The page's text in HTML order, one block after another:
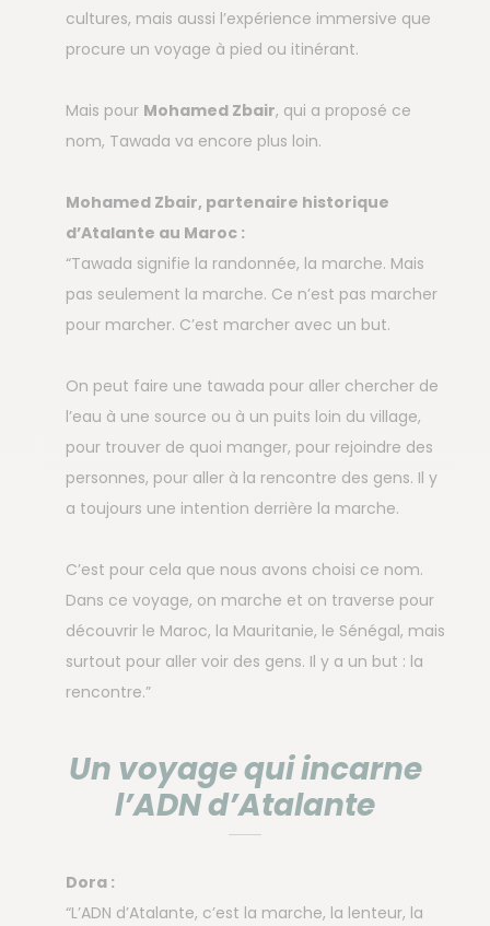
cultures, mais aussi l’expérience immersive que
procure un voyage à pied ou itinérant.
Mais pour Mohamed Zbair, qui a proposé ce
nom, Tawada va encore plus loin.
Mohamed Zbair, partenaire historique
d’Atalante au Maroc :
“Tawada signifie la randonnée, la marche. Mais
pas seulement la marche. Ce n’est pas marcher
pour marcher. C’est marcher avec un but.
On peut faire une tawada pour aller chercher de
l’eau à une source ou à un puits loin du village,
pour trouver de quoi manger, pour rejoindre des
personnes, pour aller à la rencontre des gens. Il y
a toujours une intention derrière la marche.
C’est pour cela que nous avons choisi ce nom.
Dans ce voyage, on marche et on traverse pour
découvrir le Maroc, la Mauritanie, le Sénégal, mais
surtout pour aller voir des gens. Il y a un but : la
rencontre.”
Un voyage qui incarne
l’ADN d’Atalante
Dora :
“L’ADN d’Atalante, c’est la marche, la lenteur, la